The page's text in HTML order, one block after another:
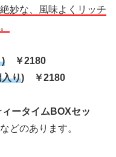
妙な、風味よくリッチ
) ￥2180
り) ￥2180
ィータイムBOXセッ
などのあります。